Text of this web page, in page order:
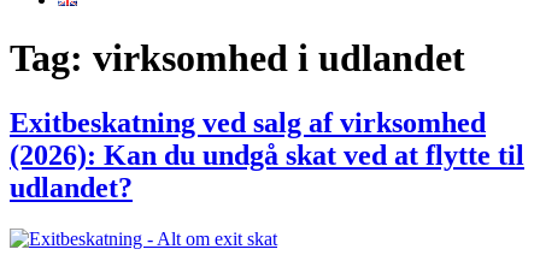
Tag: virksomhed i udlandet
Exitbeskatning ved salg af virksomhed
(2026): Kan du undgå skat ved at flytte til
udlandet?